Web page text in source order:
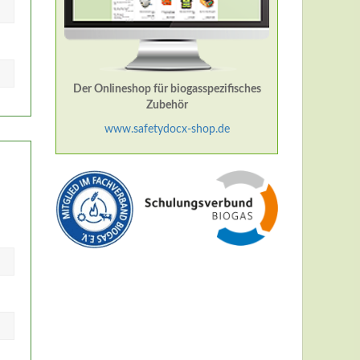
Der Onlineshop für biogasspezifisches
Zubehör
www.safetydocx-shop.de